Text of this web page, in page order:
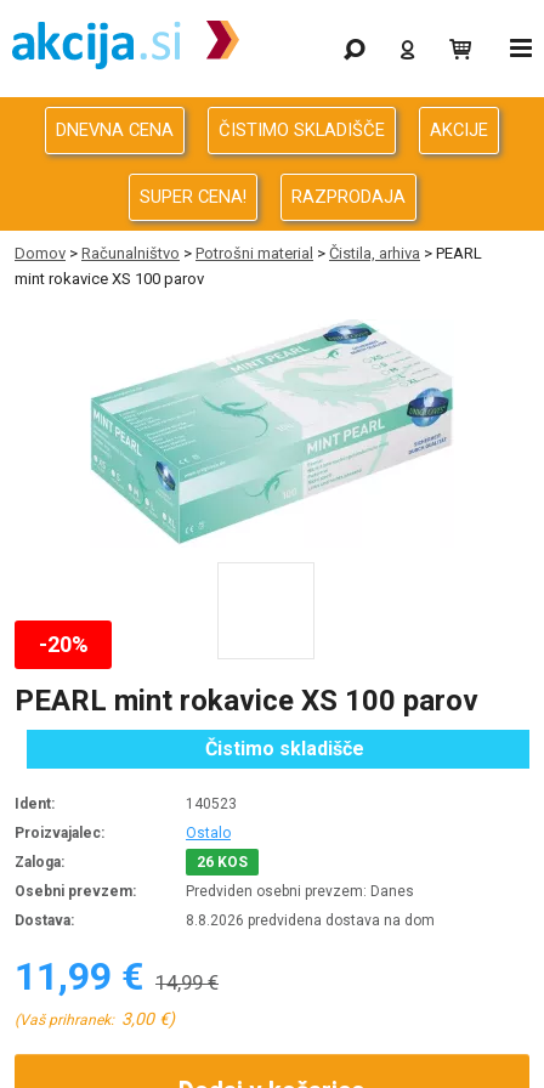
Gaming
Odprodaja
Računalništvo
Računalništvo za podjetja
Avdio Video Foto
Oprema za pisarno in dom
Telefonija
DNEVNA CENA ČISTIMO SKLADIŠČE AKCIJE
SUPER CENA! RAZPRODAJA
Domov > Računalništvo > Potrošni material > Čistila, arhiva > PEARL
mint rokavice XS 100 parov
PEARL mint rokavice XS 100 parov
Čistimo skladišče
Ident:
140523
Proizvajalec:
Ostalo
Zaloga:
26 KOS
Osebni prevzem:
Predviden osebni prevzem: Danes
Dostava:
8.8.2026 predvidena dostava na dom
11,99 € 14,99 €
(Vaš prihranek: 3,00 €)
-20%